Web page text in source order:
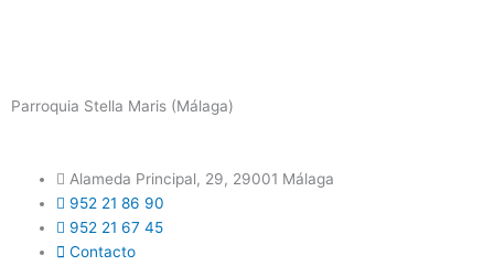
Parroquia Stella Maris (Málaga)
Alameda Principal, 29, 29001 Málaga
952 21 86 90
952 21 67 45
Contacto